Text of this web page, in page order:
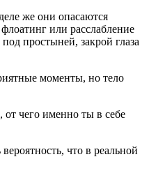
же они опасаются
или расслаб­ление
простыней, закрой глаза
моменты, но тело
чего именно ты в себе
что в ре­альной